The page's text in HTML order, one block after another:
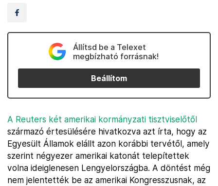
Állítsd be a Telexet
megbízható forrásnak!
Beállítom
A Reuters két amerikai kormányzati tisztviselőtől
származó értesülésére hivatkozva azt írta, hogy az
Egyesült Államok elállt azon korábbi tervétől, amely
szerint négyezer amerikai katonát telepítettek
volna ideiglenesen Lengyelországba. A döntést még
nem jelentették be az amerikai Kongresszusnak, az